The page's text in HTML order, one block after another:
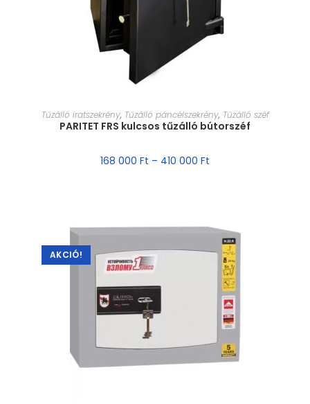
MÉRET VÁLASZTÁSA
Tűzálló iratszekrény, Tűzálló páncélszekrény, Tűzálló széf
PARITET FRS kulcsos tűzálló bútorszéf
168 000 Ft – 410 000 Ft
AKCIÓ!